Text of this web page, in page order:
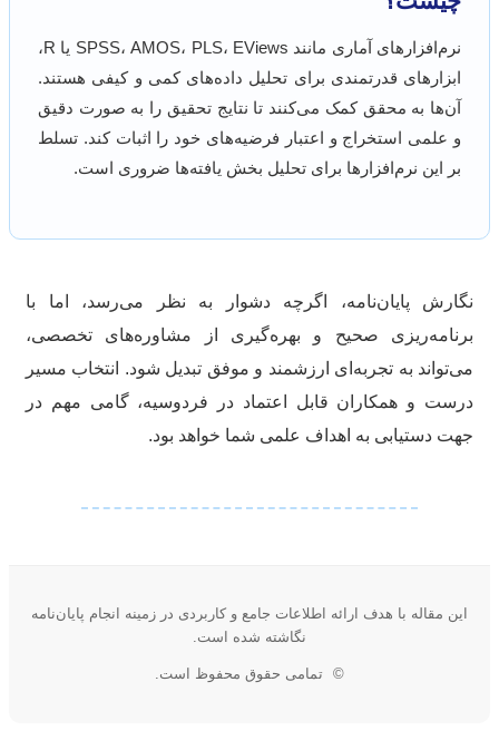
نرم‌افزارهای آماری مانند SPSS، AMOS، PLS، EViews یا R،
ابزارهای قدرتمندی برای تحلیل داده‌های کمی و کیفی هستند.
آن‌ها به محقق کمک می‌کنند تا نتایج تحقیق را به صورت دقیق
و علمی استخراج و اعتبار فرضیه‌های خود را اثبات کند. تسلط
بر این نرم‌افزارها برای تحلیل بخش یافته‌ها ضروری است.
پایان‌نامه، اگرچه دشوار به نظر می‌رسد، اما با
صحیح و بهره‌گیری از مشاوره‌های تخصصی،
به تجربه‌ای ارزشمند و موفق تبدیل شود. انتخاب مسیر
و همکاران قابل اعتماد در فردوسیه، گامی مهم در
دستیابی به اهداف علمی شما خواهد بود.
مقاله با هدف ارائه اطلاعات جامع و کاربردی در زمینه انجام پایان‌نامه
نگاشته شده است.
تمامی حقوق محفوظ است.